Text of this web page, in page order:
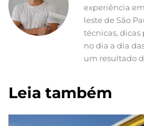
experiência
leste de São
técnicas,
no dia a dia
um resultado
Leia também